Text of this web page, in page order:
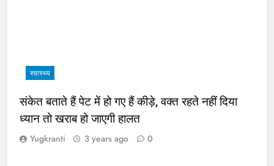
स्वास्थ्य
संकेत बताते हैं पेट में हो गए हैं कीड़े, वक्त रहते नहीं दिया
ध्यान तो खराब हो जाएगी हालत
Yugkranti 3 years ago 0